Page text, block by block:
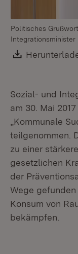
Politisches
Integrationsminister
Download:
Sozial- und
am 30. Mai
„Kommunale
teilgenommen.
zu einer
gesetzlichen
der
Wege
Konsum von
bekämpfen.